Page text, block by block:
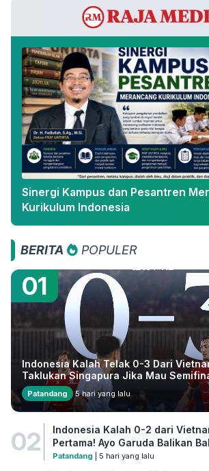
Sinergi Kampus dan Pesantren
Kurikulum Indonesia
BERITA POPULER
01
Indonesia Kalah Telak 0-3 Dari
Taklukan Singapura Jika Mau
Patandang 5 hari yang lalu
02
Indonesia Kalah 0-2 dari
Pertama! Ayo Garuda Balikan
Patandang | 5 hari yang lalu